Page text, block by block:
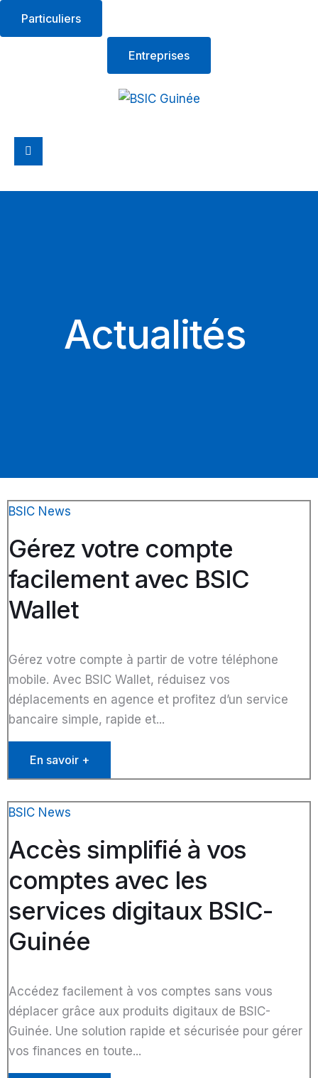
Particuliers
Entreprises
Actualités
BSIC News
Gérez votre compte
facilement avec BSIC
Wallet
Gérez votre compte à partir de votre téléphone
mobile. Avec BSIC Wallet, réduisez vos
déplacements en agence et profitez d’un service
bancaire simple, rapide et...
En savoir +
BSIC News
Accès simplifié à vos
comptes avec les
services digitaux BSIC-
Guinée
Accédez facilement à vos comptes sans vous
déplacer grâce aux produits digitaux de BSIC-
Guinée. Une solution rapide et sécurisée pour gérer
vos finances en toute...